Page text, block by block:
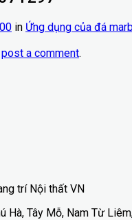
in Ứng dụng của đá
post a comment.
trí Nội thất VN
Hà, Tây Mỗ, Nam Từ